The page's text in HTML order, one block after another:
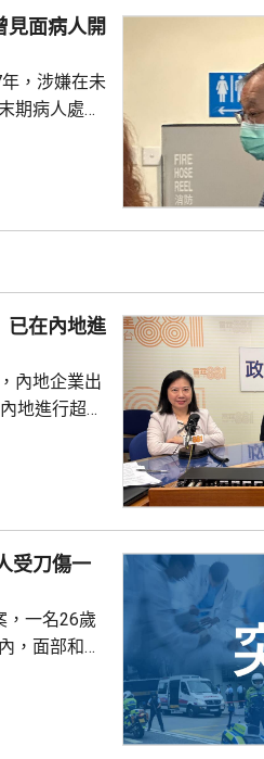
場，例如大
煜明表示，
政府提...
見面病人開
，涉嫌在未
期病人處方
床試驗結
...
已在內地進
內地企業出
地進行超過
，簽訂96份
先成立地區
相信對香港
...
，一名26歲
，面部和全